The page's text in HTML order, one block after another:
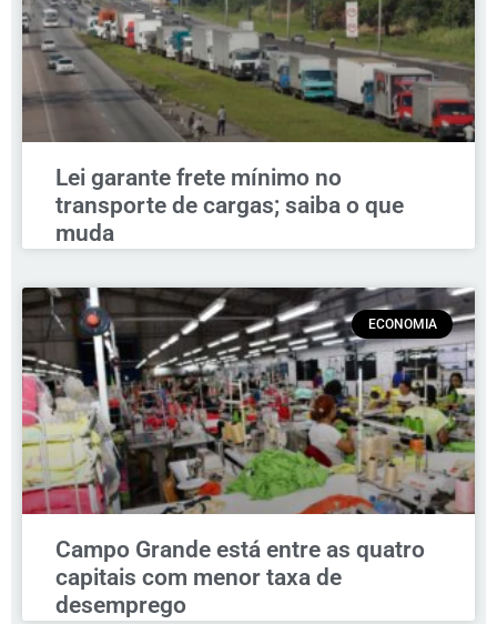
Lei garante frete mínimo no
transporte de cargas; saiba o que
muda
ECONOMIA
Campo Grande está entre as quatro
capitais com menor taxa de
desemprego